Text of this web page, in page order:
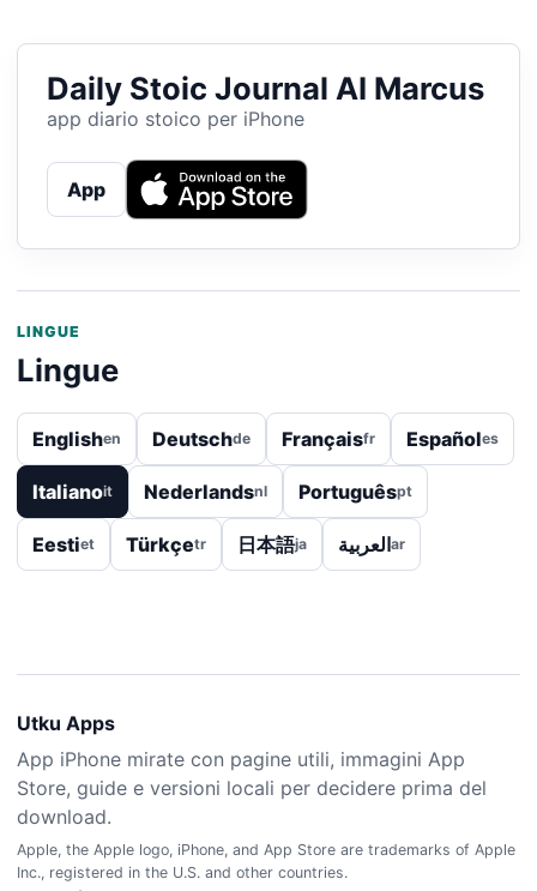
Daily Stoic Journal AI Marcus
app diario stoico per iPhone
App
LINGUE
Lingue
Englishen Deutschde Françaisfr Españoles
Italianoit Nederlandsnl Portuguêspt
Eestiet Türkçetr 日本語ja العربيةar
Utku Apps
App iPhone mirate con pagine utili, immagini App
Store, guide e versioni locali per decidere prima del
download.
Apple, the Apple logo, iPhone, and App Store are trademarks of Apple
Inc., registered in the U.S. and other countries.